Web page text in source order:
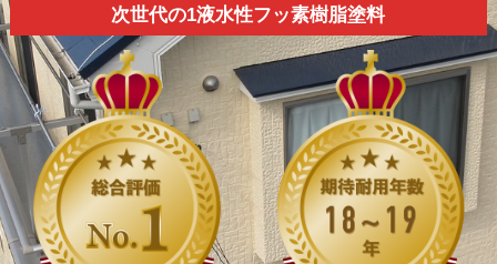
次世代の1液水性フッ素樹脂塗料